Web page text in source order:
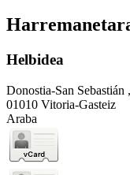
Helbidea
Donostia-San Sebastián
01010 Vitoria-Gasteiz
Araba